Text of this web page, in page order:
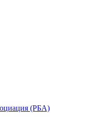
(РБА)